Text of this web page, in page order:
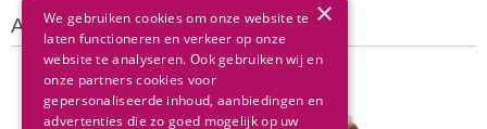
Andere klanten bekeken ook ×
We gebruiken cookies om onze website te
laten functioneren en verkeer op onze
website te analyseren. Ook gebruiken wij en
onze partners cookies voor
gepersonaliseerde inhoud, aanbiedingen en
advertenties die zo goed mogelijk op uw